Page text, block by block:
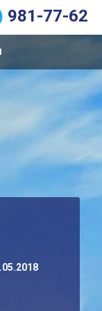
981-77-62